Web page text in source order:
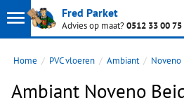
Toon
hoofdmenu
Fred Parket
Advies op maat?0512 33 00 75
Home PVC vloeren Ambiant Noveno
Ambiant Noveno